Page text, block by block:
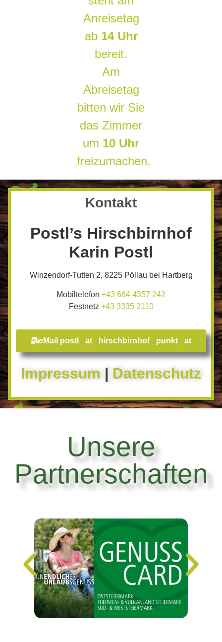
Anreisetag
ab 14 Uhr
bereit.
Am
Abreisetag
bitten wir Sie
das Zimmer
um 10 Uhr
freizumachen.
Kontakt
Postl’s Hirschbirnhof
Karin Postl
Winzendorf-Tutten 2, 8225 Pöllau bei Hartberg
Mobiltelefon +43 664 4357 242
Festnetz +43 3335 2110​
eMail postl _at_ hirschbirnhof _punkt_ at
Impressum Datenschutz
Unsere
Partnerschaften